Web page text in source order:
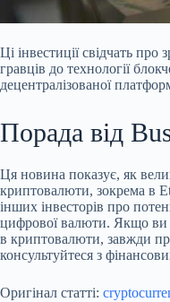
Ці інвестиції свідчать
гравців до технології
децентралізованої
Порада від
Ця новина показує, як
криптовалюти, зокрема в
інших інвесторів про
цифрової валюти. Якщо ви
в криптовалюти, завжди
консультуйтеся з
Оригінал статті: